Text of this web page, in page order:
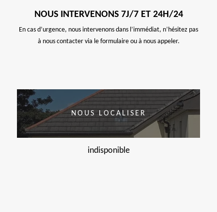
NOUS INTERVENONS 7J/7 ET 24H/24
En cas d’urgence, nous intervenons dans l’immédiat, n’hésitez pas
à nous contacter via le formulaire ou à nous appeler.
NOUS LOCALISER
indisponible